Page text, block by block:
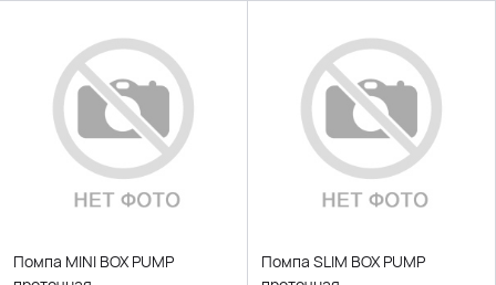
Помпа MINI BOX PUMP
Помпа SLIM BOX PUMP